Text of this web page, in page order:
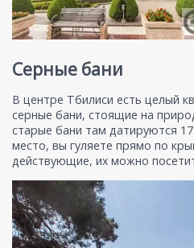
Серные бани
В центре Тбилиси есть целый
серные бани, стоящие на
старые бани там датируются
место, вы гуляете прямо по
действующие, их можно